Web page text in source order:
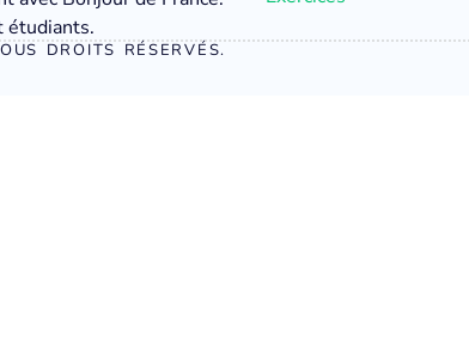
étudiants.
DROITS RÉSERVÉS.